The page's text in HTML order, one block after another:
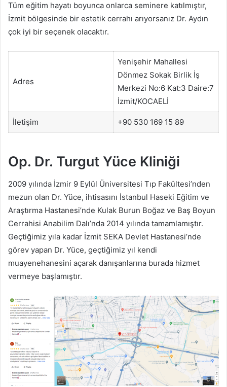
Tüm eğitim hayatı boyunca onlarca seminere katılmıştır,
İzmit bölgesinde bir estetik cerrahı arıyorsanız Dr. Aydın
çok iyi bir seçenek olacaktır.
Adres
Yenişehir Mahallesi
Dönmez Sokak Birlik İş
Merkezi No:6 Kat:3 Daire:7
İzmit/KOCAELİ
İletişim +90 530 169 15 89
Op. Dr. Turgut Yüce Kliniği
2009 yılında İzmir 9 Eylül Üniversitesi Tıp Fakültesi’nden
mezun olan Dr. Yüce, ihtisasını İstanbul Haseki Eğitim ve
Araştırma Hastanesi’nde Kulak Burun Boğaz ve Baş Boyun
Cerrahisi Anabilim Dalı’nda 2014 yılında tamamlamıştır.
Geçtiğimiz yıla kadar İzmit SEKA Devlet Hastanesi’nde
görev yapan Dr. Yüce, geçtiğimiz yıl kendi
muayenehanesini açarak danışanlarına burada hizmet
vermeye başlamıştır.